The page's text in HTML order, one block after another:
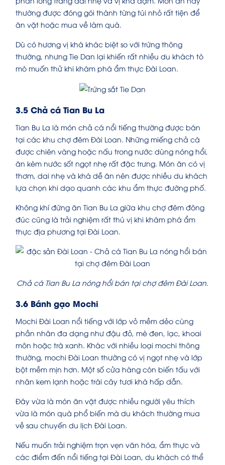
thường được đóng gói thành từng túi nhỏ rất tiện để
ăn vặt hoặc mua về làm quà.
Dù có hương vị khá khác biệt so với trứng thông
thường, nhưng Tie Dan lại khiến rất nhiều du khách tò
mò muốn thử khi khám phá ẩm thực Đài Loan.
3.5 Chả cá Tian Bu La
Tian Bu La là món chả cá nổi tiếng thường được bán
tại các khu chợ đêm Đài Loan. Những miếng chả cá
được chiên vàng hoặc nấu trong nước dùng nóng hổi,
ăn kèm nước sốt ngọt nhẹ rất đặc trưng. Món ăn có vị
thơm, dai nhẹ và khá dễ ăn nên được nhiều du khách
lựa chọn khi dạo quanh các khu ẩm thực đường phố.
Không khí đứng ăn Tian Bu La giữa khu chợ đêm đông
đúc cũng là trải nghiệm rất thú vị khi khám phá ẩm
thực địa phương tại Đài Loan.
Chả cá Tian Bu La nóng hổi bán tại chợ đêm Đài Loan.
3.6 Bánh gạo Mochi
Mochi Đài Loan nổi tiếng với lớp vỏ mềm dẻo cùng
phần nhân đa dạng như đậu đỏ, mè đen, lạc, khoai
môn hoặc trà xanh. Khác với nhiều loại mochi thông
thường, mochi Đài Loan thường có vị ngọt nhẹ và lớp
bột mềm mịn hơn. Một số cửa hàng còn biến tấu với
nhân kem lạnh hoặc trái cây tươi khá hấp dẫn.
Đây vừa là món ăn vặt được nhiều người yêu thích
vừa là món quà phổ biến mà du khách thường mua
về sau chuyến du lịch Đài Loan.
Nếu muốn trải nghiệm trọn vẹn văn hóa, ẩm thực và
các điểm đến nổi tiếng tại Đài Loan, du khách có thể